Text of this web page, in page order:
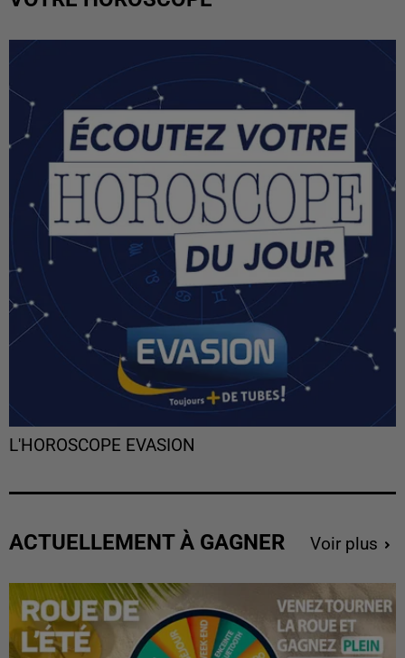
L'HOROSCOPE EVASION
ACTUELLEMENT À GAGNER Voir plus